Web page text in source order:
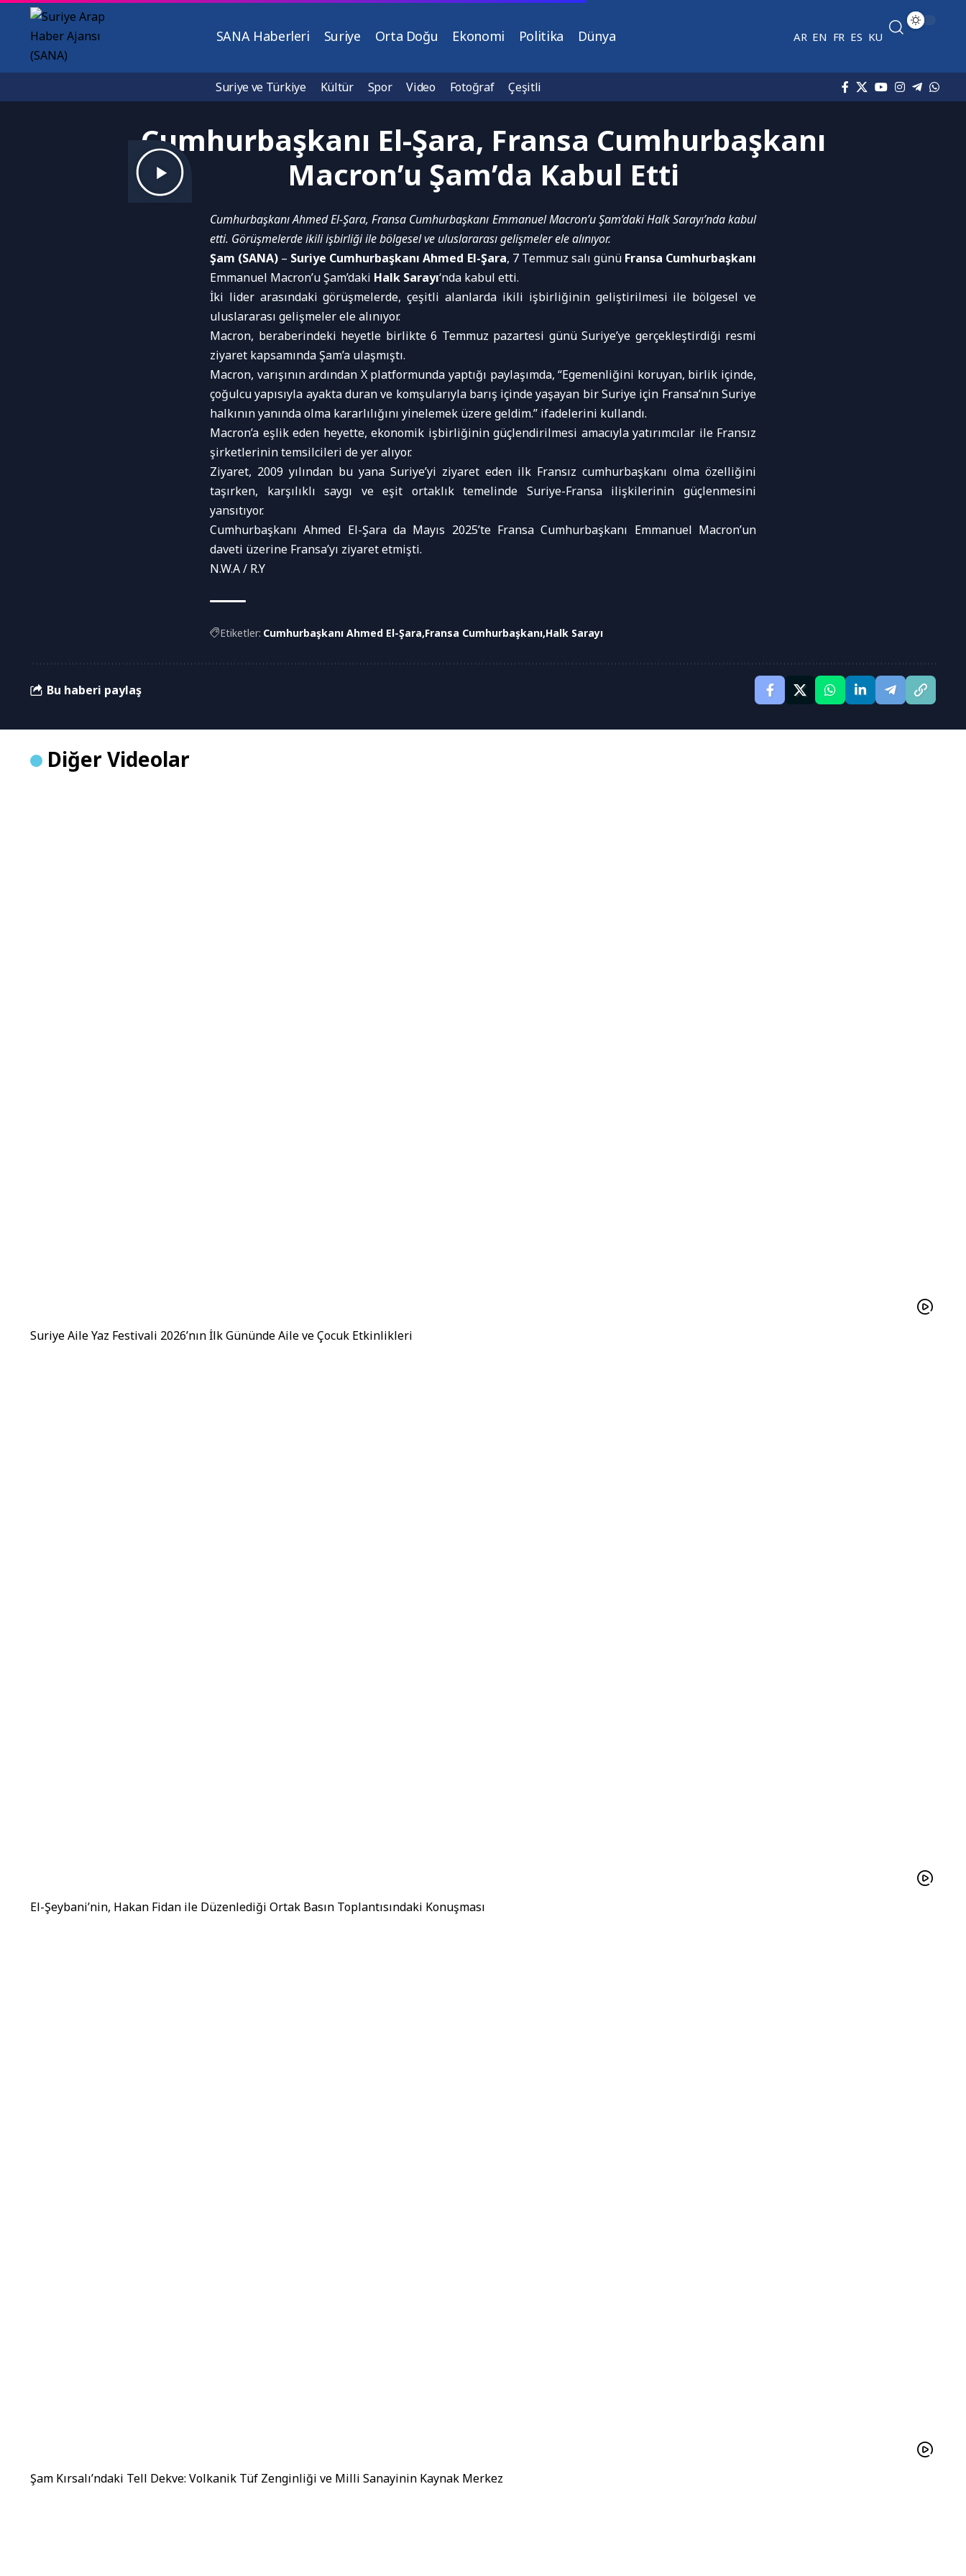
SANA Haberleri Suriye Orta Doğu Ekonomi Politika Dünya AR EN FR ES KU
Suriye ve Türkiye Kültür Spor Video Fotoğraf Çeşitli
Cumhurbaşkanı El-Şara, Fransa Cumhurbaşkanı
Macron’u Şam’da Kabul Etti
Cumhurbaşkanı Ahmed El-Şara, Fransa Cumhurbaşkanı Emmanuel Macron’u Şam’daki Halk Sarayı’nda kabul
etti. Görüşmelerde ikili işbirliği ile bölgesel ve uluslararası gelişmeler ele alınıyor.
Şam (SANA) – Suriye Cumhurbaşkanı Ahmed El-Şara, 7 Temmuz salı günü Fransa Cumhurbaşkanı
Emmanuel Macron’u Şam’daki Halk Sarayı‘nda kabul etti.
İki lider arasındaki görüşmelerde, çeşitli alanlarda ikili işbirliğinin geliştirilmesi ile bölgesel ve
uluslararası gelişmeler ele alınıyor.
Macron, beraberindeki heyetle birlikte 6 Temmuz pazartesi günü Suriye’ye gerçekleştirdiği resmi
ziyaret kapsamında Şam’a ulaşmıştı.
Macron, varışının ardından X platformunda yaptığı paylaşımda, “Egemenliğini koruyan, birlik içinde,
çoğulcu yapısıyla ayakta duran ve komşularıyla barış içinde yaşayan bir Suriye için Fransa’nın Suriye
halkının yanında olma kararlılığını yinelemek üzere geldim.” ifadelerini kullandı.
Macron’a eşlik eden heyette, ekonomik işbirliğinin güçlendirilmesi amacıyla yatırımcılar ile Fransız
şirketlerinin temsilcileri de yer alıyor.
Ziyaret, 2009 yılından bu yana Suriye’yi ziyaret eden ilk Fransız cumhurbaşkanı olma özelliğini
taşırken, karşılıklı saygı ve eşit ortaklık temelinde Suriye-Fransa ilişkilerinin güçlenmesini
yansıtıyor.
Cumhurbaşkanı Ahmed El-Şara da Mayıs 2025’te Fransa Cumhurbaşkanı Emmanuel Macron’un
daveti üzerine Fransa’yı ziyaret etmişti.
N.W.A / R.Y
Etiketler: Cumhurbaşkanı Ahmed El-Şara Fransa Cumhurbaşkanı Halk Sarayı
Bu haberi paylaş
Diğer Videolar
Suriye Aile Yaz Festivali 2026’nın İlk Gününde Aile ve Çocuk Etkinlikleri
El-Şeybani’nin, Hakan Fidan ile Düzenlediği Ortak Basın Toplantısındaki Konuşması
Şam Kırsalı’ndaki Tell Dekve: Volkanik Tüf Zenginliği ve Milli Sanayinin Kaynak Merkez